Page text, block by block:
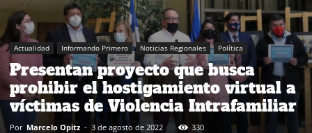
Actualidad Informando Primero Noticias Regionales Política
Presentan proyecto que busca
prohibir el hostigamiento virtual a
víctimas de Violencia Intrafamiliar
Por Marcelo Opitz - 3 de agosto de 2022 330